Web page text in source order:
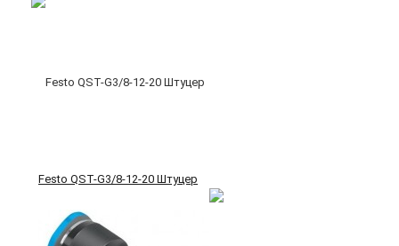
Festo QST-G3/8-12-20 Штуцер